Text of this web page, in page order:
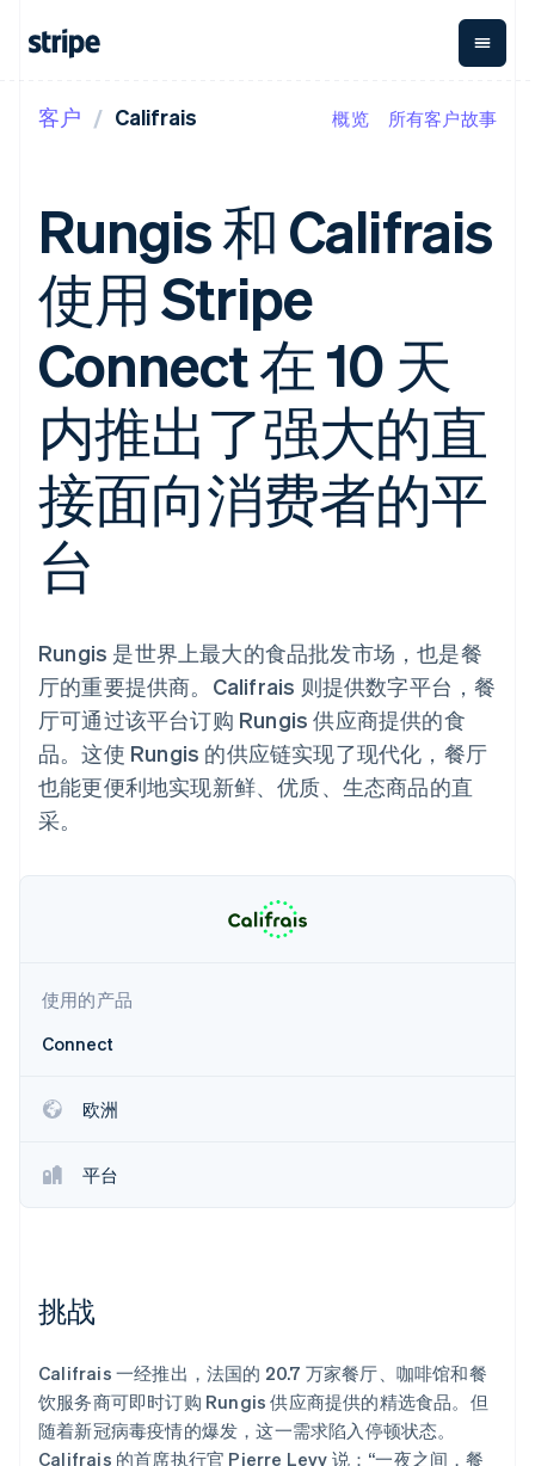
支付
在线支付
Managed
Payments
备案商家解决
方案
Payment links
无代码支付
Checkout
预构建支付界
面
Elements
灵活的 UI 组件
支付方式
支持 125 种以
上
Terminal
线下支付
支付成功率优
Link
加速结账
经常性收入
Metronome
按用量计费
Subscriptions
订阅管理
Invoicing
一次性或定期
账单
销售税和增值
税自动化
Revenue
Recognition
会计自动化
资金管
Global
Payouts
钱包、
稳定币
发行和
发卡基
础设施
平台
Climate
碳移除
按企业阶段
按应用场景
智能体商务
加密货币
电子商务
嵌入式金融
财务自动化
全球化企业
应用内支付
交易市场
资金管理
平台
按行业
AI 企业
创作者经济
游戏
酒店、旅游与休闲
保险
媒体与娱乐
公共部门
文档
库与 SDK
Stripe Apps
接受线上付款
实施预置结账流程
构建平台或交易市场
管理订阅
提供按用量计费
发行稳定币支持的支付卡
通过智能体配置和管理服
务
应用集成
代码示例
开发者博客
API 状态
学习
指南
支持
获取支持
托管支持方案
公司
联系
联系销售
成为合作伙伴
客户 Califrais 概览 所有客户故事
Rungis 和 Califrais
使用 Stripe
Connect 在 10 天
内推出了强大的直
接面向消费者的平
台
Rungis 是世界上最大的食品批发市场，也是餐
厅的重要提供商。Califrais 则提供数字平台，餐
厅可通过该平台订购 Rungis 供应商提供的食
品。这使 Rungis 的供应链实现了现代化，餐厅
也能更便利地实现新鲜、优质、生态商品的直
采。
使用的产品
Connect
欧洲
平台
挑战
Califrais 一经推出，法国的 20.7 万家餐厅、咖啡馆和餐
饮服务商可即时订购 Rungis 供应商提供的精选食品。但
随着新冠病毒疫情的爆发，这一需求陷入停顿状态。
Califrais 的首席执行官 Pierre Levy 说：“一夜之间，餐